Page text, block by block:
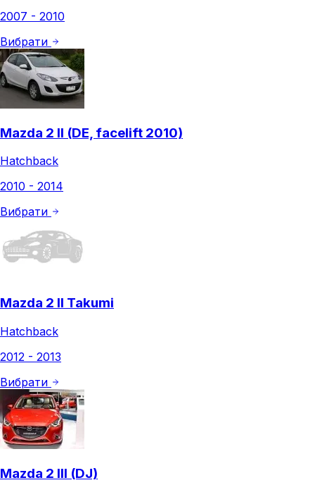
2007 - 2010
Вибрати
Mazda 2 II (DE, facelift 2010)
Hatchback
2010 - 2014
Вибрати
Mazda 2 II Takumi
Hatchback
2012 - 2013
Вибрати
Mazda 2 III (DJ)